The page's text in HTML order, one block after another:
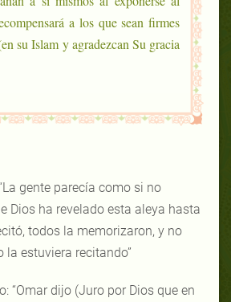
a los que sean firmes
gente parecía como si no
Dios ha revelado esta aleya hasta
todos la memorizaron, y no
la estuviera recitando”
“Omar dijo (Juro por Dios que en